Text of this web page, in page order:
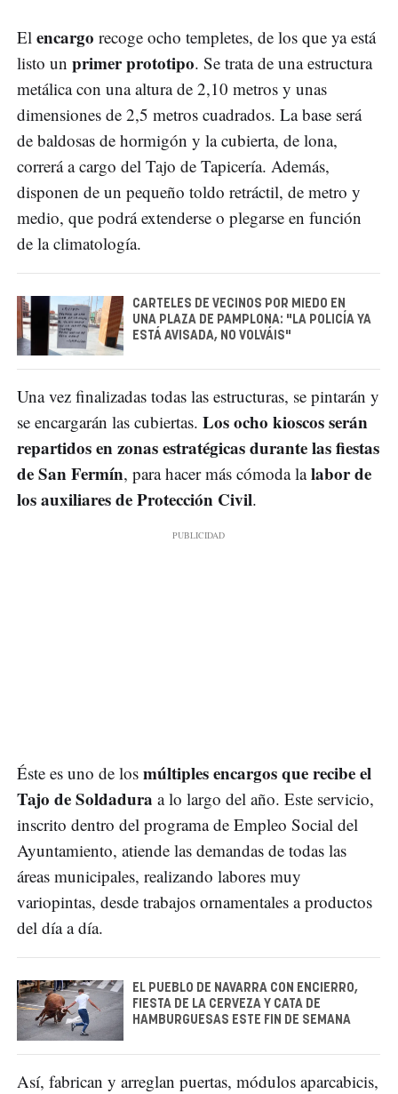
El encargo recoge ocho templetes, de los que ya está
listo un primer prototipo. Se trata de una estructura
metálica con una altura de 2,10 metros y unas
dimensiones de 2,5 metros cuadrados. La base será
de baldosas de hormigón y la cubierta, de lona,
correrá a cargo del Tajo de Tapicería. Además,
disponen de un pequeño toldo retráctil, de metro y
medio, que podrá extenderse o plegarse en función
de la climatología.
CARTELES DE VECINOS POR MIEDO EN
UNA PLAZA DE PAMPLONA: "LA POLICÍA YA
ESTÁ AVISADA, NO VOLVÁIS"
Una vez finalizadas todas las estructuras, se pintarán y
se encargarán las cubiertas. Los ocho kioscos serán
repartidos en zonas estratégicas durante las fiestas
de San Fermín, para hacer más cómoda lalabor de
los auxiliares de Protección Civil.
Éste es uno de los múltiples encargos que recibe el
Tajo de Soldadura a lo largo del año. Este servicio,
inscrito dentro del programa de Empleo Social del
Ayuntamiento, atiende las demandas de todas las
áreas municipales, realizando labores muy
variopintas, desde trabajos ornamentales a productos
del día a día.
EL PUEBLO DE NAVARRA CON ENCIERRO,
FIESTA DE LA CERVEZA Y CATA DE
HAMBURGUESAS ESTE FIN DE SEMANA
Así, fabrican y arreglan puertas, módulos aparcabicis,